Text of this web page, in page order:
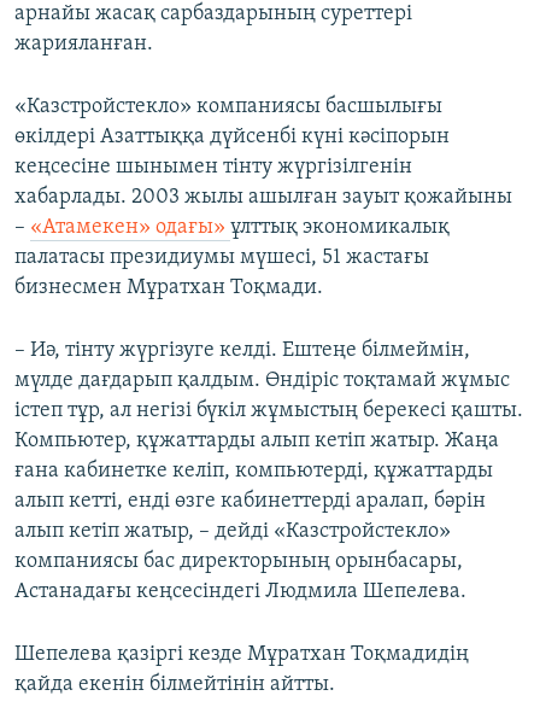
арнайы жасақ сарбаздарының суреттері
жарияланған.
«Казстройстекло» компаниясы басшылығы
өкілдері Азаттыққа дүйсенбі күні кәсіпорын
кеңсесіне шынымен тінту жүргізілгенін
хабарлады. 2003 жылы ашылған зауыт қожайыны
– «Атамекен» одағы» ұлттық экономикалық
палатасы президиумы мүшесі, 51 жастағы
бизнесмен Мұратхан Тоқмади.
– Иә, тінту жүргізуге келді. Ештеңе білмеймін,
мүлде дағдарып қалдым. Өндіріс тоқтамай жұмыс
істеп тұр, ал негізі бүкіл жұмыстың берекесі қашты.
Компьютер, құжаттарды алып кетіп жатыр. Жаңа
ғана кабинетке келіп, компьютерді, құжаттарды
алып кетті, енді өзге кабинеттерді аралап, бәрін
алып кетіп жатыр, – дейді «Казстройстекло»
компаниясы бас директорының орынбасары,
Астанадағы кеңсесіндегі Людмила Шепелева.
Шепелева қазіргі кезде Мұратхан Тоқмадидің
қайда екенін білмейтінін айтты.